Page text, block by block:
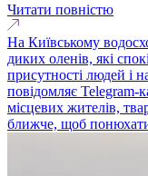
Читати повністю
На Київському
диких оленів, які
присутності людей і
повідомляє Telegram-
місцевих жителів,
ближче, щоб понюхати